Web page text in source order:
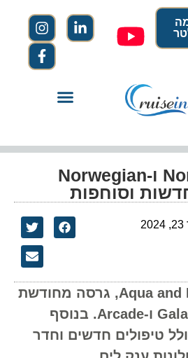
Norwegian Aqua ו-Norwegian
Aqua and Luna Game Zone, גרסה מחודשת
של ה-Galaxy Pavilion ו-Arcade. בנוסף
טיפולים חדשים וחדר